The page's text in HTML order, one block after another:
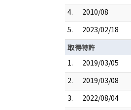
4.
2010/08
5.
2023/02/18
取得特許
1.
2019/03/05
2.
2019/03/08
3.
2022/08/04